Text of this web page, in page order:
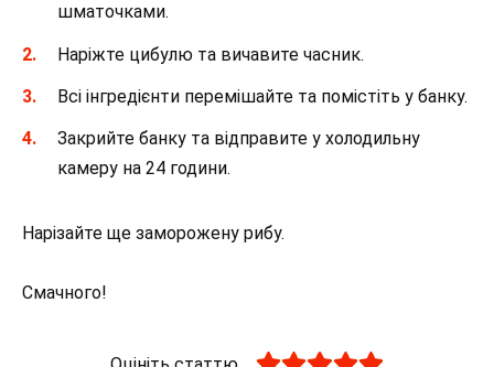
шматочками.
Наріжте цибулю та вичавите часник.
Всі інгредієнти перемішайте та помістіть у банку.
Закрийте банку та відправите у холодильну
камеру на 24 години.
Нарізайте ще заморожену рибу.
Смачного!